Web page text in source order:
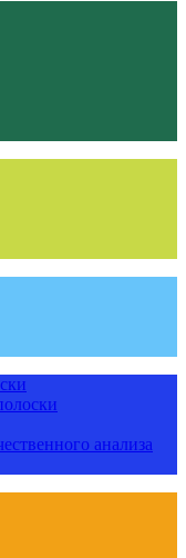
анализа